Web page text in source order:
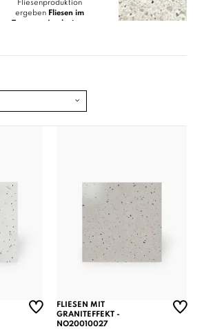
Fliesenproduktion
ergeben Fliesen im
widerstandsfähig und
FLIESEN MIT
GRANITEFFEKT -
NO20010027